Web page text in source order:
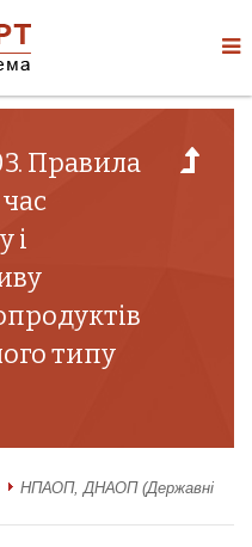
Правила
і
типу
НПАОП, ДНАОП (Державні